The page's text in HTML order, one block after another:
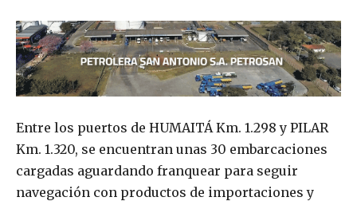
Entre los puertos de HUMAITÁ Km. 1.298 y PILAR
Km. 1.320, se encuentran unas 30 embarcaciones
cargadas aguardando franquear para seguir
navegación con productos de importaciones y